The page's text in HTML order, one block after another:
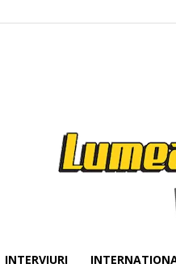
INTERVIURI